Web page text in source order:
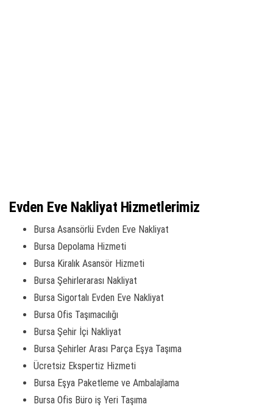
Evden Eve Nakliyat Hizmetlerimiz
Bursa Asansörlü Evden Eve Nakliyat
Bursa Depolama Hizmeti
Bursa Kiralık Asansör Hizmeti
Bursa Şehirlerarası Nakliyat
Bursa Sigortalı Evden Eve Nakliyat
Bursa Ofis Taşımacılığı
Bursa Şehir İçi Nakliyat
Bursa Şehirler Arası Parça Eşya Taşıma
Ücretsiz Ekspertiz Hizmeti
Bursa Eşya Paketleme ve Ambalajlama
Bursa Ofis Büro iş Yeri Taşıma